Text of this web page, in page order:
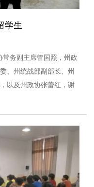
学生
务副主席管国照，州政
、州统战部副部长、州
以及州政协张蕾红，谢